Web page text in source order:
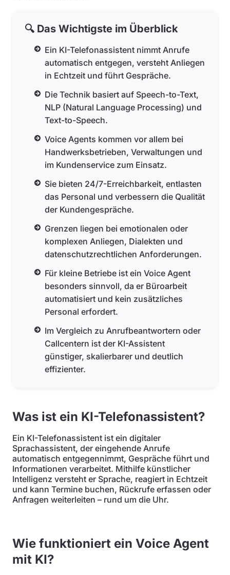
🔍 Das Wichtigste im Überblick
Ein KI-Telefonassistent nimmt Anrufe
automatisch entgegen, versteht Anliegen
in Echtzeit und führt Gespräche.
Die Technik basiert auf Speech-to-Text,
NLP (Natural Language Processing) und
Text-to-Speech.
Voice Agents kommen vor allem bei
Handwerksbetrieben, Verwaltungen und
im Kundenservice zum Einsatz.
Sie bieten 24/7-Erreichbarkeit, entlasten
das Personal und verbessern die Qualität
der Kundengespräche.
Grenzen liegen bei emotionalen oder
komplexen Anliegen, Dialekten und
datenschutzrechtlichen Anforderungen.
Für kleine Betriebe ist ein Voice Agent
besonders sinnvoll, da er Büroarbeit
automatisiert und kein zusätzliches
Personal erfordert.
Im Vergleich zu Anrufbeantwortern oder
Callcentern ist der KI-Assistent
günstiger, skalierbarer und deutlich
effizienter.
Was ist ein KI-Telefonassistent?
Ein KI-Telefonassistent ist ein digitaler
Sprachassistent, der eingehende Anrufe
automatisch entgegennimmt, Gespräche führt und
Informationen verarbeitet. Mithilfe künstlicher
Intelligenz versteht er Sprache, reagiert in Echtzeit
und kann Termine buchen, Rückrufe erfassen oder
Anfragen weiterleiten – rund um die Uhr.
Wie funktioniert ein Voice Agent
mit KI?